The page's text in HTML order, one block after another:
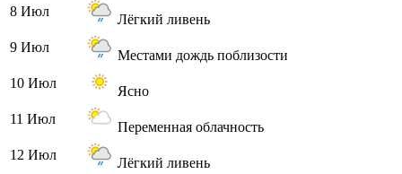
8 Июл
Лёгкий ливень
9 Июл
Местами дождь поблизости
10 Июл
Ясно
11 Июл
Переменная облачность
12 Июл
Лёгкий ливень